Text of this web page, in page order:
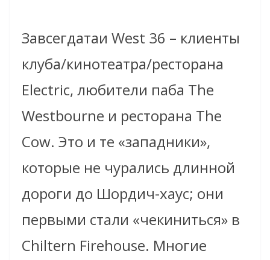
Завсегдатаи West 36 – клиенты
клуба/кинотеатра/ресторана
Electric, любители паба The
Westbourne и ресторана The
Cow. Это и те «западники»,
которые не чурались длинной
дороги до Шордич-хаус; они
первыми стали «чекиниться» в
Chiltern Firehouse. Многие